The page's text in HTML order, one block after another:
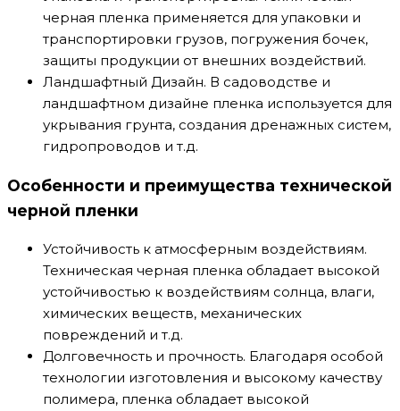
черная пленка применяется для упаковки и
транспортировки грузов, погружения бочек,
защиты продукции от внешних воздействий.
Ландшафтный Дизайн. В садоводстве и
ландшафтном дизайне пленка используется для
укрывания грунта, создания дренажных систем,
гидропроводов и т.д.
Особенности и преимущества технической
черной пленки
Устойчивость к атмосферным воздействиям.
Техническая черная пленка обладает высокой
устойчивостью к воздействиям солнца, влаги,
химических веществ, механических
повреждений и т.д.
Долговечность и прочность. Благодаря особой
технологии изготовления и высокому качеству
полимера, пленка обладает высокой